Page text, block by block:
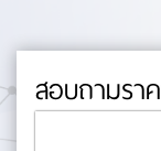
สอบถามรา